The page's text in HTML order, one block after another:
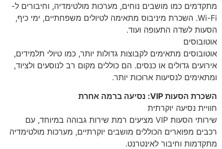
מתקדמים כמו מושבים נוחים, מערכות מולטימדיה, וחיבורים ל-
Wi-Fi. השכרת מיניבוס מתאימה לטיולים משפחתיים, ימי כיף,
הסעות לשדה התעופה ועוד.
אוטובוסים
אוטובוסים מתאימים לקבוצות גדולות יותר, כמו טיולי תלמידים,
אירועים גדולים או כנסים. הם כוללים מקום רב לנוסעים ולציוד,
ומתאימים לנסיעות ארוכות יותר.
השכרת הסעות VIP: נסיעה ברמה אחרת
חוויית נסיעה יוקרתית
שירותי הסעות VIP מציעים רמת שירות גבוהה במיוחד, עם
רכבים מפוארים הכוללים מושבים יוקרתיים, מערכות מולטימדיה
מתקדמות וחיבור לאינטרנט.